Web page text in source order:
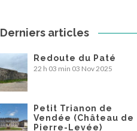
Derniers articles
Redoute du Paté
22 h 03 min 03 Nov 2025
Petit Trianon de
Vendée (Château de
Pierre-Levée)